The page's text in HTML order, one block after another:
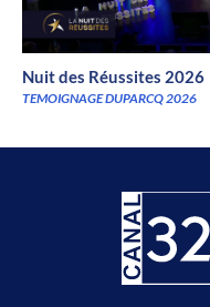
Nuit des Réussites 2026
TEMOIGNAGE DUPARCQ 2026